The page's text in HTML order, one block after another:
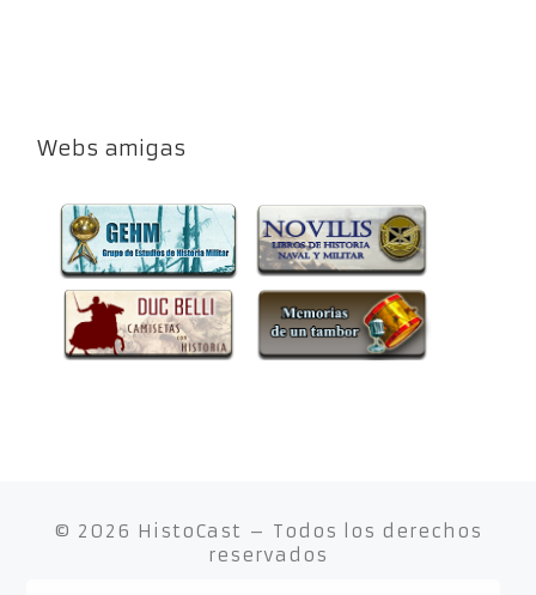
Webs amigas
© 2026 HistoCast – Todos los derechos
reservados